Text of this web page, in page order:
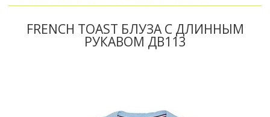
FRENCH TOAST БЛУЗА С ДЛИННЫМ
РУКАВОМ ДВ113